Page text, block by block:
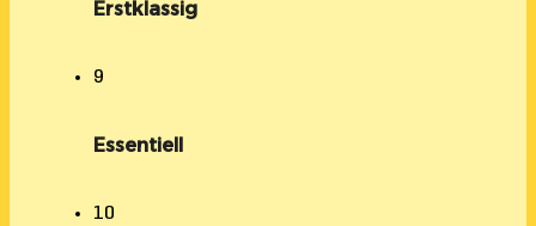
Erstklassig
9
Essentiell
10